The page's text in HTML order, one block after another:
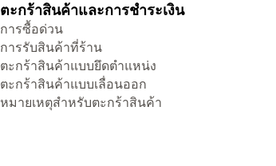
ตะกร้าสินค้าและการชำระเงิน
การซื้อด่วน
การรับสินค้าที่ร้าน
ตะกร้าสินค้าแบบยึดตำแหน่ง
ตะกร้าสินค้าแบบเลื่อนออก
หมายเหตุสำหรับตะกร้าสินค้า